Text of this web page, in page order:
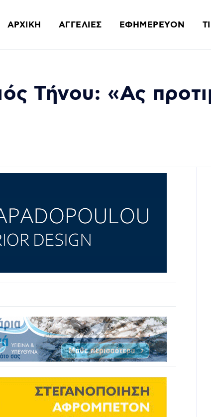
ΑΡΧΙΚΗ ΑΓΓΕΛΙΕΣ ΕΦΗΜΕΡΕΥΟΝ
Τήνου: «Ας